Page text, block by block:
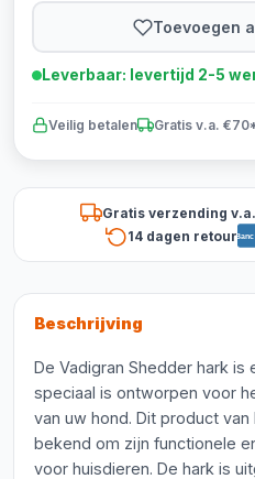
Toevoegen
Leverbaar: levertijd 2-5
Veilig betalen Gratis v.a.
Gratis verzending
14 dagen retour
Beschrijving
De Vadigran Shedder hark
speciaal is ontworpen voor
van uw hond. Dit product
bekend om zijn functionele
voor huisdieren. De hark is